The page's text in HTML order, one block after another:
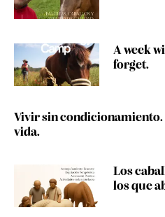
A week
forget.
Vivir sin condicionamiento.
vida.
Los
los que